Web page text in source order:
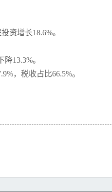
资增长18.6%。
13.3%。
，税收占比66.5%。